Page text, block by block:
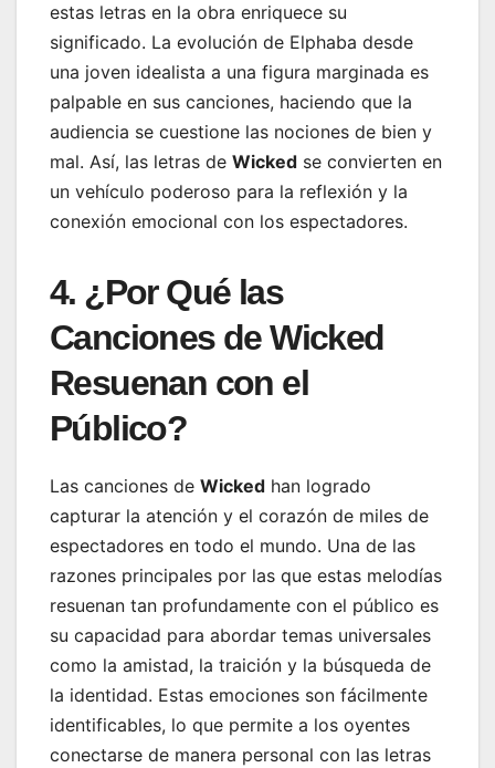
estas letras en la obra enriquece su
significado. La evolución de Elphaba desde
una joven idealista a una figura marginada es
palpable en sus canciones, haciendo que la
audiencia se cuestione las nociones de bien y
mal. Así, las letras de Wicked se convierten en
un vehículo poderoso para la reflexión y la
conexión emocional con los espectadores.
4. ¿Por Qué las
Canciones de Wicked
Resuenan con el
Público?
Las canciones de Wicked han logrado
capturar la atención y el corazón de miles de
espectadores en todo el mundo. Una de las
razones principales por las que estas melodías
resuenan tan profundamente con el público es
su capacidad para abordar temas universales
como la amistad, la traición y la búsqueda de
la identidad. Estas emociones son fácilmente
identificables, lo que permite a los oyentes
conectarse de manera personal con las letras